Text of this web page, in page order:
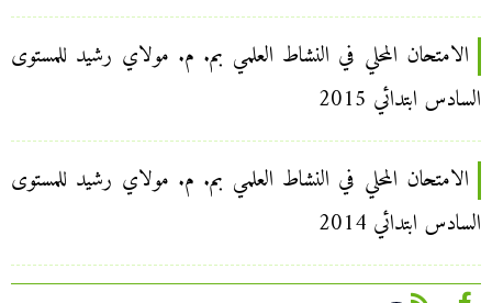
الامتحان المحلي في النشاط العلمي بم. م. مولاي رشيد للمستوى
السادس ابتدائي 2015
الامتحان المحلي في النشاط العلمي بم. م. مولاي رشيد للمستوى
السادس ابتدائي 2014